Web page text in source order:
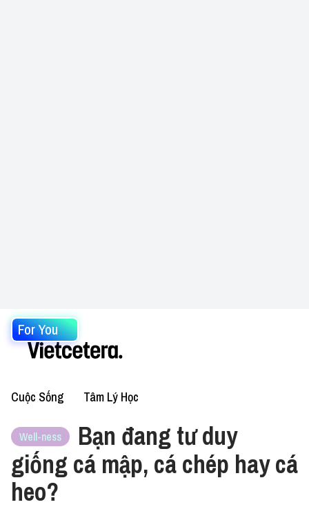
For You
Cuộc Sống Tâm Lý Học
Well-ness
Bạn đang tư duy
giống cá mập, cá chép hay cá
heo?